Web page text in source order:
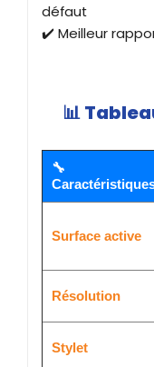
défaut
✔️ Meilleur
📊
🔧
Surface active
Résolution
Stylet